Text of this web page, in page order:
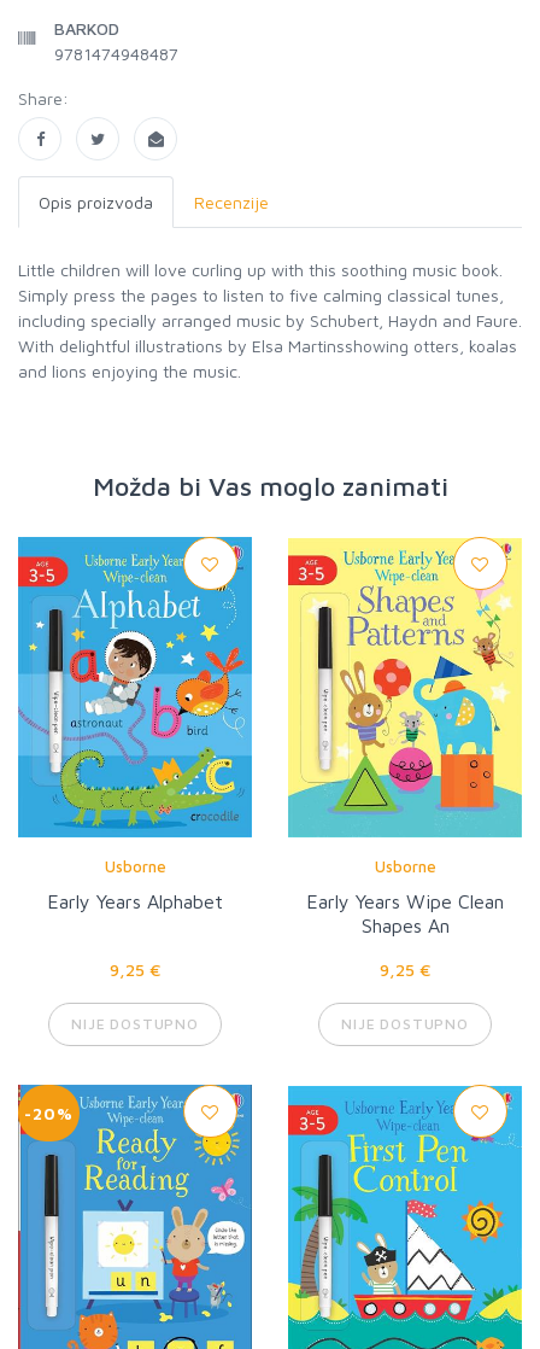
BARKOD
9781474948487
Share:
Opis proizvoda Recenzije
Little children will love curling up with this soothing music book.
Simply press the pages to listen to five calming classical tunes,
including specially arranged music by Schubert, Haydn and Faure.
With delightful illustrations by Elsa Martinsshowing otters, koalas
and lions enjoying the music.
Možda bi Vas moglo zanimati
Usborne
Early Years Alphabet
9,25 €
NIJE DOSTUPNO
Usborne
Early Years Wipe Clean
Shapes An
9,25 €
NIJE DOSTUPNO
-20%